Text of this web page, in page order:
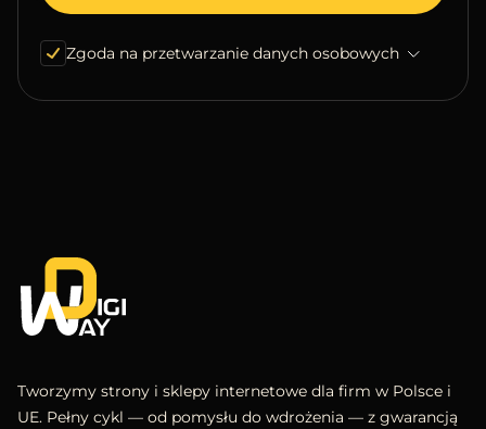
Zgoda na przetwarzanie danych osobowych
Tworzymy strony i sklepy internetowe dla firm w Polsce i
UE. Pełny cykl — od pomysłu do wdrożenia — z gwarancją